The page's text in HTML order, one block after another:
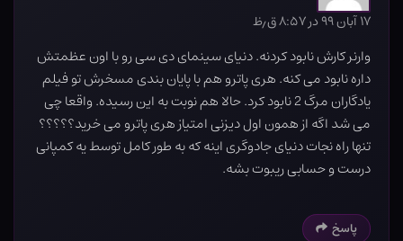
۱۷ آبان ۹۹ در ۸:۵۷ ق٫ظ
وارنر کارش نابود کردنه. دنیای سینمای دی سی رو با اون عظمتش
داره نابود می کنه. هری پاترو هم با پایان بندی مسخرش تو فیلم
یادگاران مرگ 2 نابود کرد. حالا هم نوبت به این رسیده. واقعا چی
می شد اگه از همون اول دیزنی امتیاز هری پاترو می خرید؟؟؟؟؟
تنها راه نجات دنیای جادوگری اینه که به طور کامل توسط یه کمپانی
درست و حسابی ریبوت بشه.
پاسخ